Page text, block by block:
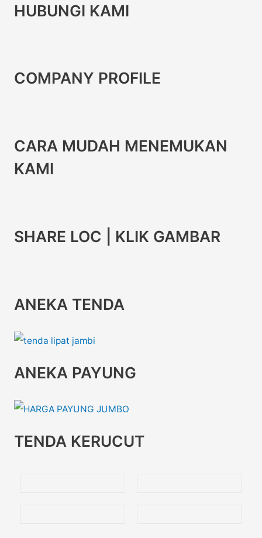
HUBUNGI KAMI
COMPANY PROFILE
CARA MUDAH MENEMUKAN
KAMI
SHARE LOC | KLIK GAMBAR
ANEKA TENDA
ANEKA PAYUNG
TENDA KERUCUT